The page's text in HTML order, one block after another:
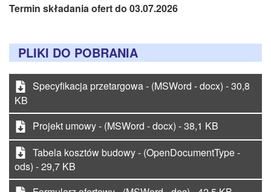
Termin składania ofert do 03.07.2026
PLIKI DO POBRANIA
Specyfikacja przetargowa - (MSWord - docx) - 30,8
KB
Projekt umowy - (MSWord - docx) - 38,1 KB
Tabela kosztów budowy - (OpenDocumentType -
ods) - 29,7 KB